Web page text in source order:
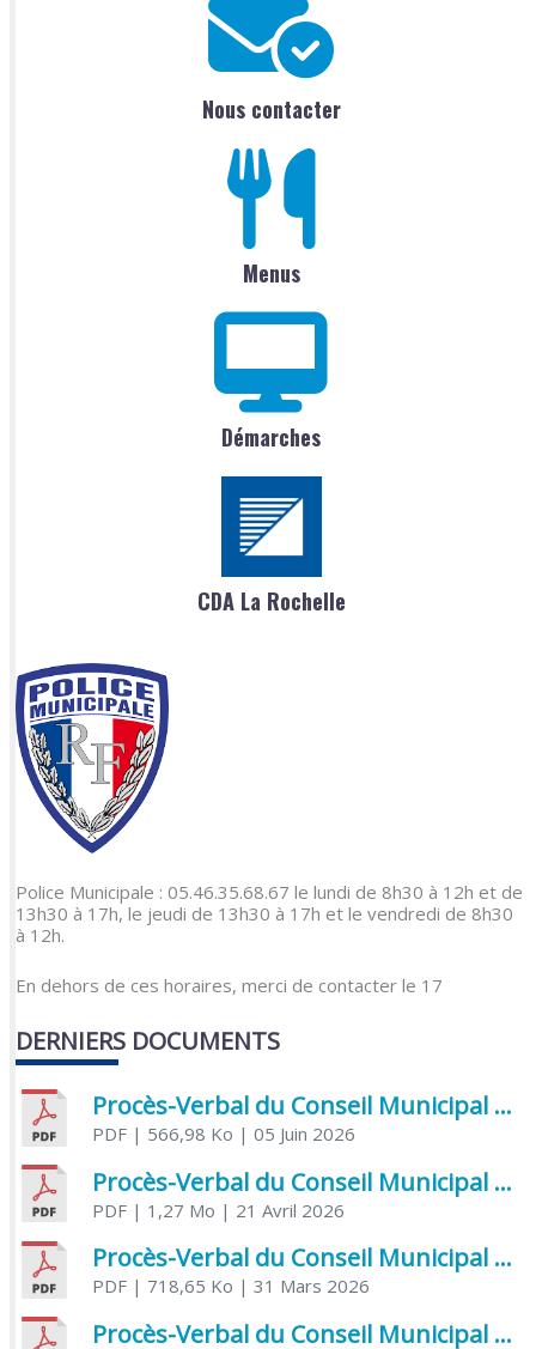
Nous contacter
Menus
Démarches
CDA La Rochelle
Police Municipale : 05.46.35.68.67 le lundi de 8h30 à 12h et de
13h30 à 17h, le jeudi de 13h30 à 17h et le vendredi de 8h30
à 12h.
En dehors de ces horaires, merci de contacter le 17
DERNIERS DOCUMENTS
Procès-Verbal du Conseil Municipal du 5 juin 2026
PDF| 566,98 Ko | 05 Juin 2026
Procès-Verbal du Conseil Municipal du 21 avril 2026
PDF| 1,27 Mo | 21 Avril 2026
Procès-Verbal du Conseil Municipal du 31 mars 2026
PDF| 718,65 Ko | 31 Mars 2026
Procès-Verbal du Conseil Municipal du 20 mars 2026